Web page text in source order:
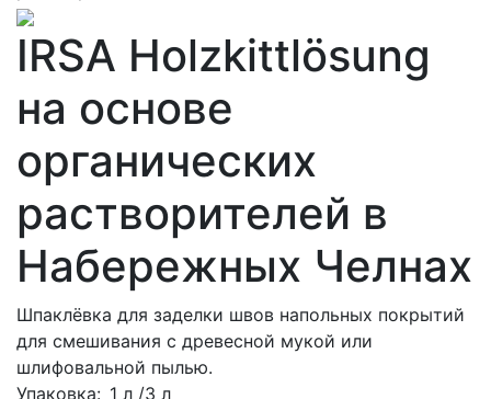
IRSA Holzkittlösung
на основе
органических
растворителей в
Набережных Челнах
Шпаклёвка для заделки швов напольных покрытий
для смешивания с древесной мукой или
шлифовальной пылью.
Упаковка: 1 л /3 л